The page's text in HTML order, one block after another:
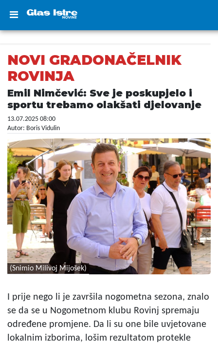
NOVI GRADONAČELNIK
ROVINJA
Emil Nimčević: Sve je poskupjelo i
sportu trebamo olakšati djelovanje
13.07.2025 08:00
Autor: Boris Vidulin
(Snimio Milivoj Mijošek)
I prije nego li je završila nogometna sezona, znalo
se da se u Nogometnom klubu Rovinj spremaju
određene promjene. Da li su one bile uvjetovane
lokalnim izborima, lošim rezultatom protekle